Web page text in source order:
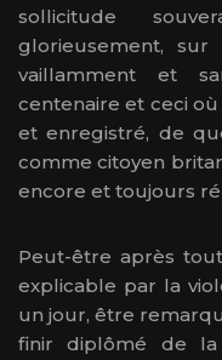
sollicitude
glorieusement,
vaillamment et
centenaire et ceci
et enregistré, de
comme citoyen
encore et toujours
Peut-être après
explicable par la
un jour, être
finir diplômé de la